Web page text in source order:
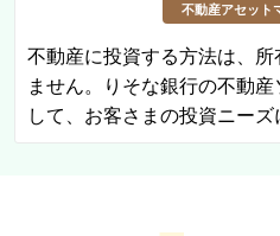
不動産アセット
不動産に投資する方法は、
ません。りそな銀行の不動
して、お客さまの投資ニーズ